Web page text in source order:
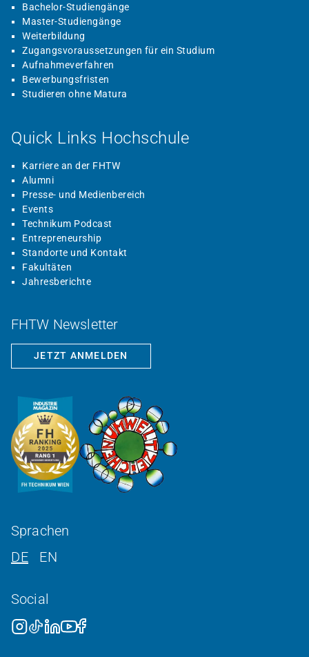
Bachelor-Studiengänge
Master-Studiengänge
Weiterbildung
Zugangsvoraussetzungen für ein Studium
Aufnahmeverfahren
Bewerbungsfristen
Studieren ohne Matura
Quick Links Hochschule
Karriere an der FHTW
Alumni
Presse- und Medienbereich
Events
Technikum Podcast
Entrepreneurship
Standorte und Kontakt
Fakultäten
Jahresberichte
FHTW Newsletter
JETZT ANMELDEN
Sprachen
DE
EN
Social